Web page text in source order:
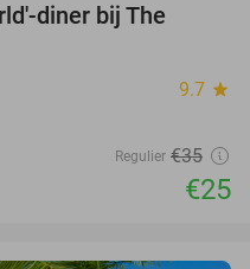
diner bij The
9.7 star
Regulier €35
€25